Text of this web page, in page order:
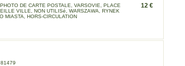
DE CARTE POSTALE, VARSOVIE, PLACE
VILLE, NON UTILISé, WARSZAWA, RYNEK
MIASTA, HORS-CIRCULATION
12 €